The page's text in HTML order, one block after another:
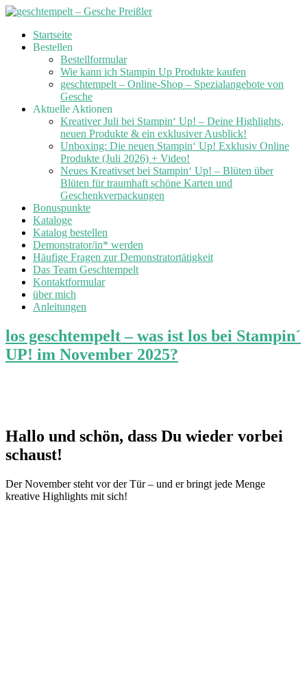
Skip
Startseite
Bestellen
Bestellformular
Wie kann ich Stampin Up Produkte kaufen
geschtempelt – Online-Shop – Spezialangebote von
Gesche
Aktuelle Aktionen
Kreativer Juli bei Stampin‘ Up! – Deine Highlights,
neuen Produkte & ein exklusiver Ausblick!
Unboxing: Die neuen Stampin‘ Up! Exklusiv Online
Produkte (Juli 2026) + Video!
Neues Kreativset bei Stampin‘ Up! – Blüten über
Blüten für traumhaft schöne Karten und
Geschenkverpackungen
Bonuspunkte
Kataloge
Katalog bestellen
Demonstrator/in* werden
Häufige Fragen zur Demonstratortätigkeit
Das Team Geschtempelt
Kontaktformular
über mich
Anleitungen
los geschtempelt – was ist los bei Stampin´
UP! im November 2025?
Hallo und schön, dass Du wieder vorbei
schaust!
Der November steht vor der Tür – und er bringt jede Menge
kreative Highlights mit sich!